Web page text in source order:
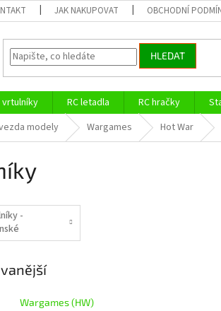
JAK NAKUPOVAT OBCHODNÍ
HLEDAT
vrtulníky RC letadla RC hračky
modely Wargames Hot War
-
Wargames (HW)